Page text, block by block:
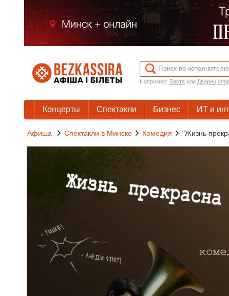
Например: Бастаили Дворец
Концерты Спектакли Бизнес ИТ и
Афиша Спектакли в Минске Комедия "Жизнь